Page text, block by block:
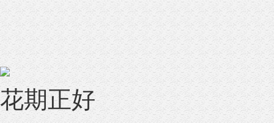
花期正好